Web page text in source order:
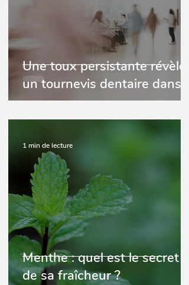
Une toux persistante révèle
un tournevis dentaire dans
ses bronches
Menthe : quel est le secret
de sa fraîcheur ?
1 min de lecture